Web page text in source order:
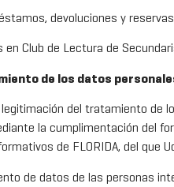
devoluciones y
Club de Lectura de
de los datos
del tratamiento de
la cumplimentación del
de FLORIDA, del que
de datos de las personas